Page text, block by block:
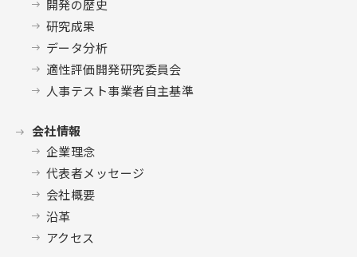
開発の歴史
研究成果
データ分析
適性評価開発研究委員会
人事テスト事業者自主基準
会社情報
企業理念
代表者メッセージ
会社概要
沿革
アクセス